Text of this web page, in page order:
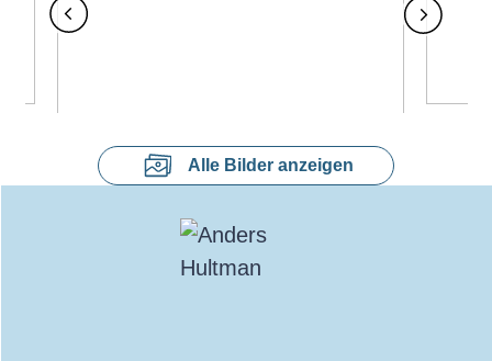
TV
Alle Bilder anzeigen